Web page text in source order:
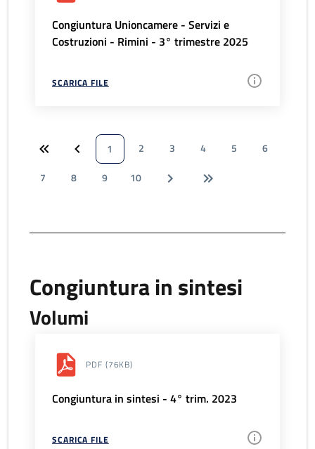
Congiuntura Unioncamere - Servizi e
Costruzioni - Rimini - 3° trimestre 2025
SCARICA FILE
1 2 3 4 5
6
7
8 9 10
Congiuntura in sintesi
Volumi
PDF (76KB)
Congiuntura in sintesi - 4° trim. 2023
SCARICA FILE